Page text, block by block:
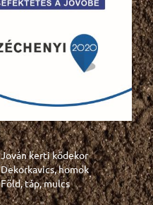
Jován kerti kődekor
Dekorkavics, homok
Föld, táp, mulcs